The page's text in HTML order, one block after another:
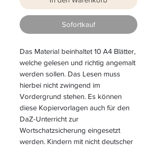
Sofortkauf
Das Material beinhaltet 10 A4 Blätter,
welche gelesen und richtig angemalt
werden sollen. Das Lesen muss
hierbei nicht zwingend im
Vordergrund stehen. Es können
diese Kopiervorlagen auch für den
DaZ-Unterricht zur
Wortschatzsicherung eingesetzt
werden. Kindern mit nicht deutscher